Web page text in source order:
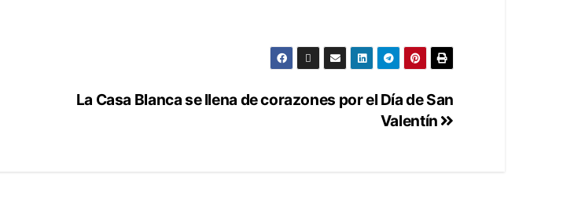
La Casa Blanca se llena de corazones por el Día de San
Valentín